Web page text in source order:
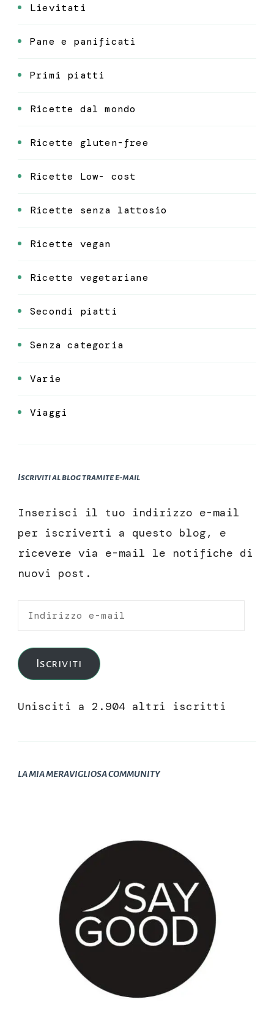
Lievitati
Pane e panificati
Primi piatti
Ricette dal mondo
Ricette gluten-free
Ricette Low- cost
Ricette senza lattosio
Ricette vegan
Ricette vegetariane
Secondi piatti
Senza categoria
Varie
Viaggi
Iscriviti al blog tramite e-mail
Inserisci il tuo indirizzo e-mail
per iscriverti a questo blog, e
ricevere via e-mail le notifiche di
nuovi post.
Indirizzo
mail
Iscriviti
Unisciti a 2.904 altri iscritti
LA MIA MERAVIGLIOSA COMMUNITY